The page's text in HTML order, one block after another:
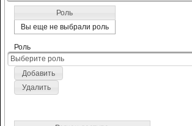
Роль
Вы еще не выбрали роль
Роль
Выберите роль
Добавить
Удалить